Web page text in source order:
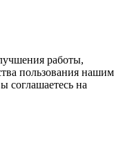
работы,
пользования нашим
соглашаетесь на